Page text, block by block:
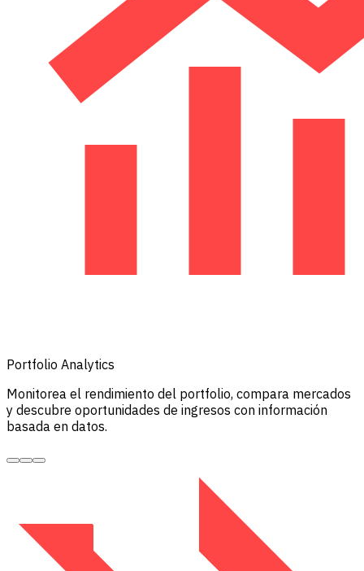
Portfolio Analytics
Monitorea el rendimiento del portfolio, compara mercados
y descubre oportunidades de ingresos con información
basada en datos.